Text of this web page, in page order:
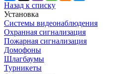
Назад к списку
Установка
Системы видеонаблюдения
Охранная сигнализация
Пожарная сигнализация
Домофоны
Шлагбаумы
Турникеты